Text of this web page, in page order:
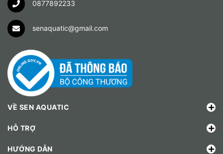
0877892233
senaquatic@gmail.com
VỀ SEN AQUATIC
HỖ TRỢ
HƯỚNG DẪN